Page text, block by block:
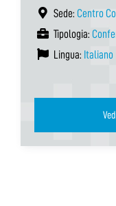
Sede: Centro
Tipologia:
Lingua: Italiano